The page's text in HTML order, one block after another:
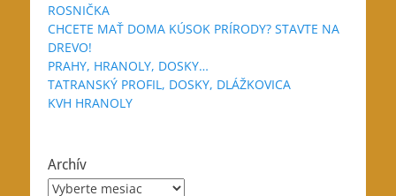
ROSNIČKA
CHCETE MAŤ DOMA KÚSOK PRÍRODY? STAVTE NA
DREVO!
PRAHY, HRANOLY, DOSKY…
TATRANSKÝ PROFIL, DOSKY, DLÁŽKOVICA
KVH HRANOLY
Archív
Archív